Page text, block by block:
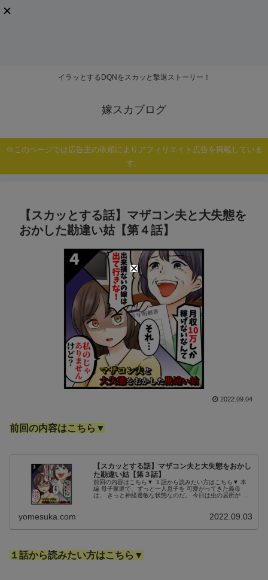
イラッとするDQNをスカッと撃退ストーリー！
嫁スカブログ
※このページでは広告主の依頼によりアフィリエイト広告を掲載していま
す。
【スカッとする話】マザコン夫と大失態を
おかした勘違い姑【第４話】
2022.09.04
前回の内容はこちら▼
【スカッとする話】マザコン夫と大失態をおかし
た勘違い姑【第３話】
前回の内容はこちら▼ １話から読みたい方はこちら▼ 本
編 母子家庭で、ずっと一人息子を 可愛がってきた義母
は、 きっと神経過敏な状態なのだ。 今日は虫の居所が 悪
yomesuka.com 2022.09.03
１話から読みたい方はこちら▼